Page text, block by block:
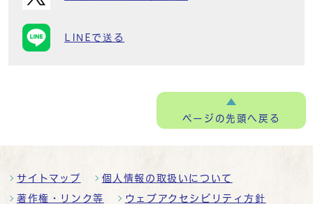
LINEで送る
ページの先頭へ戻る
サイトマップ 個人情報の取扱いについて
著作権・リンク等 ウェブアクセシビリティ方針